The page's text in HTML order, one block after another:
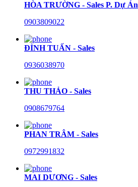
HÒA TRƯỜNG - Sales P. Dự Án
0903809022
ĐÌNH TUẤN - Sales
0936038970
THU THẢO - Sales
0908679764
PHAN TRÂM - Sales
0972991832
MAI DƯƠNG - Sales